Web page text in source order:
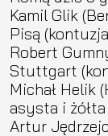
Kamil Glik
Pisą
Robert
Stuttgart
Michał Helik
asysta i
Artur